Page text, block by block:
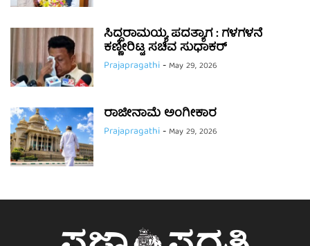
ಸಿದ್ದರಾಮಯ್ಯ ಪದತ್ಯಾಗ : ಗಳಗಳನೆ
ಕಣ್ಣೀರಿಟ್ಟ ಸಚಿವ ಸುಧಾಕರ್
Prajapragathi- May 29, 2026
ರಾಜೀನಾಮೆ ಅಂಗೀಕಾರ
Prajapragathi- May 29, 2026